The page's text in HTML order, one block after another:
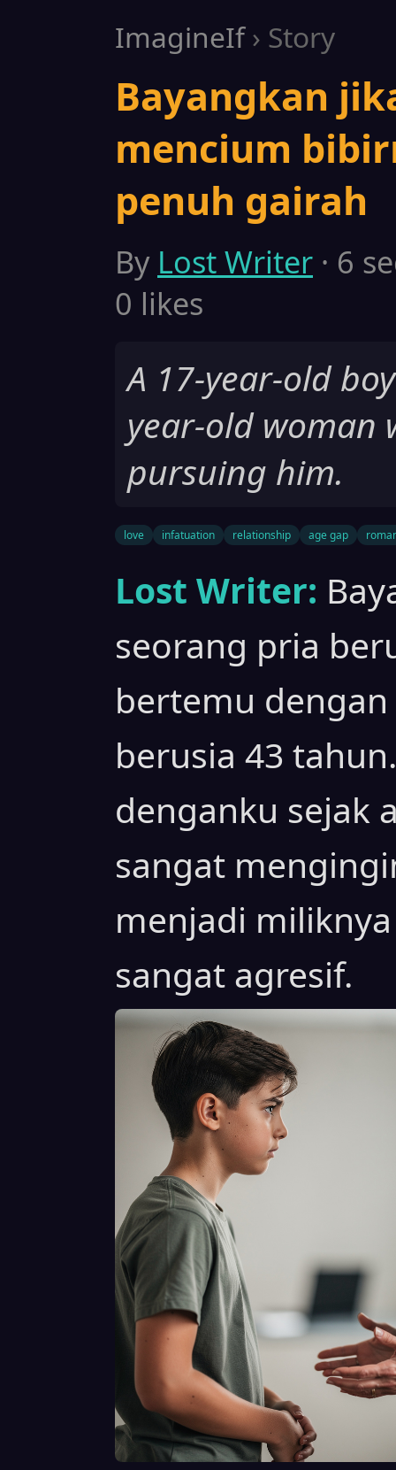
ImagineIf› Story
Bayangkan
mencium
penuh gairah
By Lost Writer · 6
0 likes
A 17-year-old
year-old woman
pursuing him.
love infatuation relationship age gap
Lost Writer:
seorang pria
bertemu
berusia 43
denganku sejak
sangat
menjadi
sangat agresif.